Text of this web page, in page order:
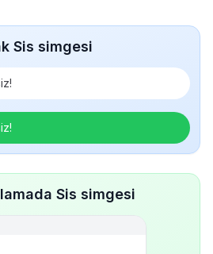
Sis simgesi
Sis simgesi